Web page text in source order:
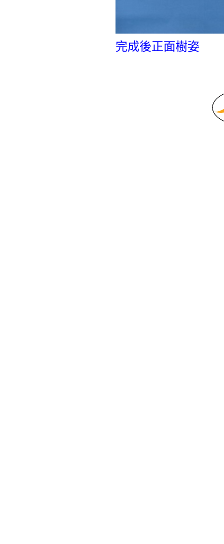
完成後正面樹姿